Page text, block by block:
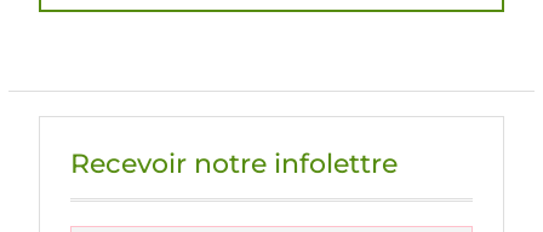
Recevoir notre infolettre